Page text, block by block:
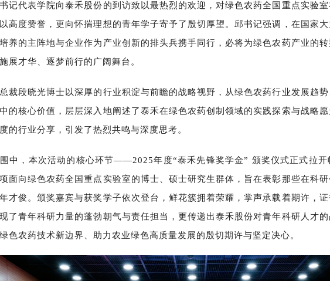
记代表学院向泰禾股份的到访致以最热烈的欢迎，对绿色农药全国重点实验
高度赞誉，更向怀揣理想的青年学子寄予了殷切厚望。邱书记强调，在国家
养的主阵地与企业作为产业创新的排头兵携手同行，必将为绿色农药产业的
展才华、逐梦前行的广阔舞台。
裁段晓光博士以深厚的行业积淀与前瞻的战略视野，从绿色农药行业发展趋
的核心价值，层层深入地阐述了泰禾在绿色农药创制领域的实践探索与战略
的行业分享，引发了热烈共鸣与深度思考。
中，本次活动的核心环节——2025年度“泰禾先锋奖学金” 颁奖仪式正式拉开
面向绿色农药全国重点实验室的博士、硕士研究生群体，旨在表彰那些在科
才俊。颁奖嘉宾与获奖学子依次登台，鲜花簇拥着荣耀，掌声承载着期许，
了青年科研力量的蓬勃朝气与责任担当，更传递出泰禾股份对青年科研人才
色农药技术新边界、助力农业绿色高质量发展的殷切期许与坚定决心。